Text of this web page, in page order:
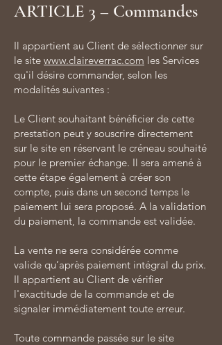
ARTICLE 3 – Commandes
Il appartient au Client de sélectionner sur
le site www.claireverrac.com les Services
qu'il désire commander, selon les
modalités suivantes :
Le Client souhaitant bénéficier de cette
prestation peut y souscrire directement
sur le site en réservant le créneau souhaité
pour le premier échange. Il sera amené à
cette étape également à créer son
compte, puis dans un second temps le
paiement lui sera proposé. A la validation
du paiement, la commande est validée.
La vente ne sera considérée comme
valide qu’après paiement intégral du prix.
Il appartient au Client de vérifier
l'exactitude de la commande et de
signaler immédiatement toute erreur.
Toute commande passée sur le site